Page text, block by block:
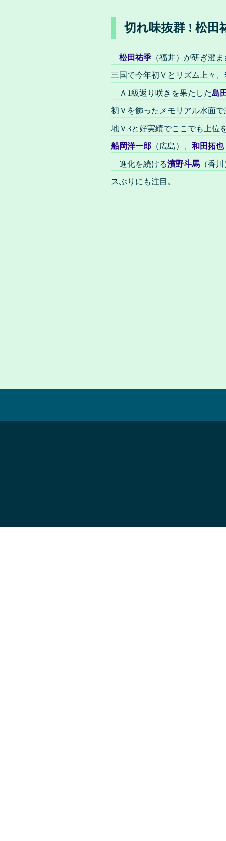
切れ味抜群 ! 松田
松田祐季 （福井）が研ぎ澄
三国で今年初Ｖとリズム上々
Ａ1級返り咲きを果たした島
初Ｖを飾ったメモリアル水面
地Ｖ3と好実績でここでも上位
船岡洋一郎 （広島）、 和田拓也
進化を続ける濱野斗馬 （香
スぶりにも注目。